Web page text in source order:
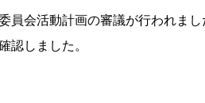
員会活動計画の審議が行われまし
認しました。